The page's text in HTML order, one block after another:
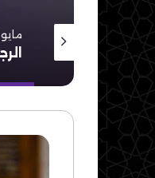
أغسطس 3, 2023 مايو 16, 2023
مقاصد